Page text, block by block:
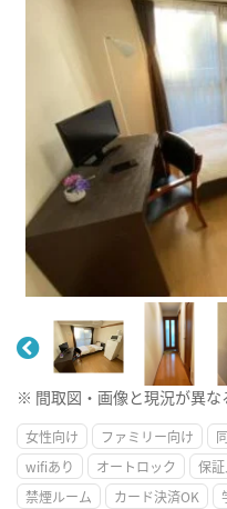
※ 間取図・画像と現況が異な
女性向け ファミリー向け
wifiあり
オートロック 保
禁煙ルーム
カード決済OK